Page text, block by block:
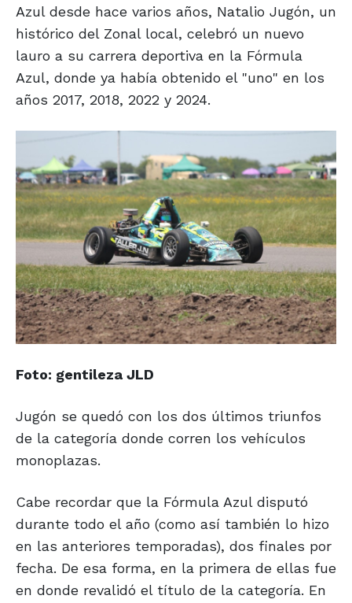
Azul desde hace varios años, Natalio Jugón, un
histórico del Zonal local, celebró un nuevo
lauro a su carrera deportiva en la Fórmula
Azul, donde ya había obtenido el "uno" en los
años 2017, 2018, 2022 y 2024.
Foto: gentileza JLD
Jugón se quedó con los dos últimos triunfos
de la categoría donde corren los vehículos
monoplazas.
Cabe recordar que la Fórmula Azul disputó
durante todo el año (como así también lo hizo
en las anteriores temporadas), dos finales por
fecha. De esa forma, en la primera de ellas fue
en donde revalidó el título de la categoría. En